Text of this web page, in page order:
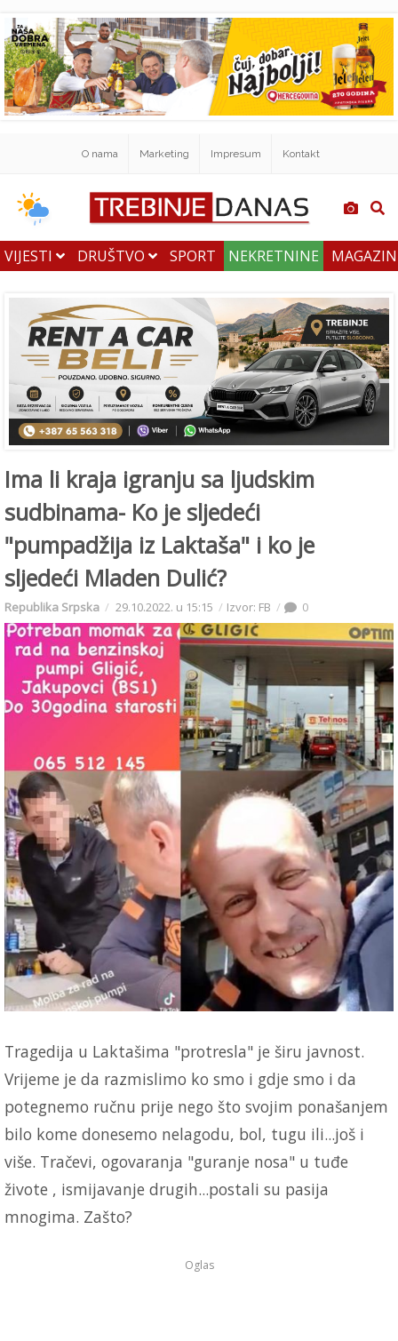
O nama Marketing Impresum Kontakt
VIJESTI DRUŠTVO SPORT NEKRETNINE
Ima li kraja igranju sa ljudskim
sudbinama- Ko je sljedeći
"pumpadžija iz Laktaša" i ko je
sljedeći Mladen Dulić?
Republika Srpska 29.10.2022. u 15:15 Izvor: FB 0
Tragedija u Laktašima "protresla" je širu javnost.
Vrijeme je da razmislimo ko smo i gdje smo i da
potegnemo ručnu prije nego što svojim ponašanjem
bilo kome donesemo nelagodu, bol, tugu ili...još i
više. Tračevi, ogovaranja "guranje nosa" u tuđe
živote , ismijavanje drugih...postali su pasija
mnogima. Zašto?
Oglas